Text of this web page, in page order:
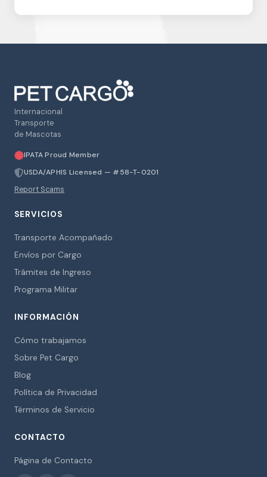
Internacional
Transporte
de Mascotas
IPATA Proud Member
USDA/APHIS Licensed — #58-T-0201
Report Scams
SERVICIOS
Transporte Acompañado
Envíos por Cargo
Trámites de Ingreso
Programa Militar
INFORMACIÓN
Cómo trabajamos
Sobre Pet Cargo
Blog
Política de Privacidad
Términos de Servicio
CONTACTO
Página de Contacto